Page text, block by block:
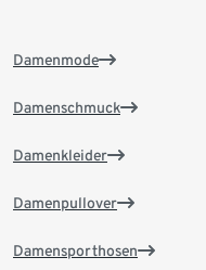
Damenmode
Damenschmuck
Damenkleider
Damenpullover
Damensporthosen